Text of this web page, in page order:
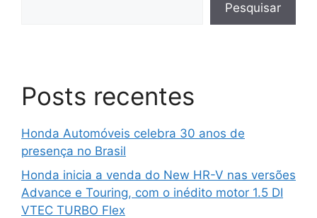
Pesquisar
Posts recentes
Honda Automóveis celebra 30 anos de
presença no Brasil
Honda inicia a venda do New HR-V nas versões
Advance e Touring, com o inédito motor 1.5 DI
VTEC TURBO Flex